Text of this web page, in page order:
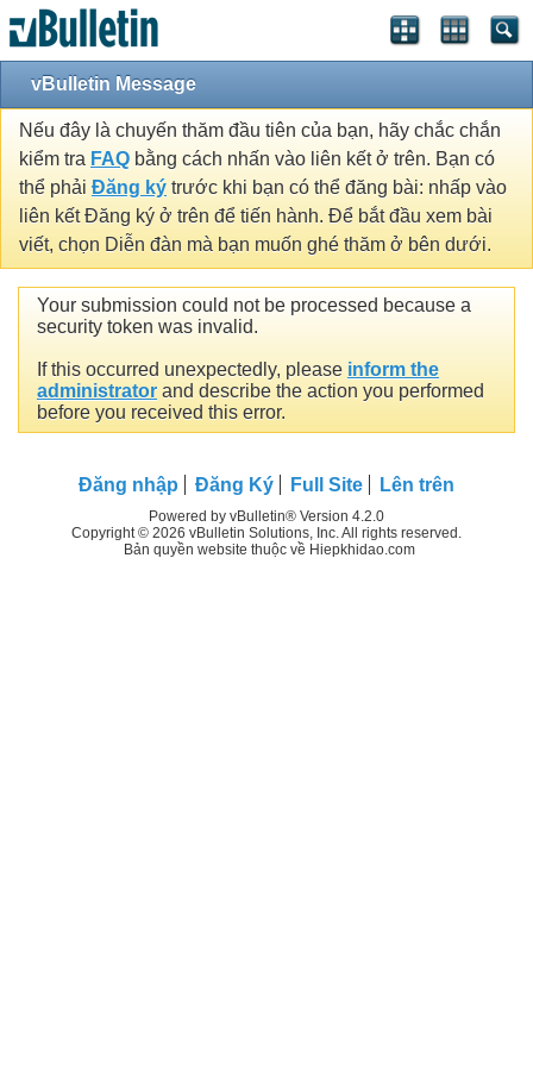
vBulletin Message
Nếu đây là chuyến thăm đầu tiên của bạn, hãy chắc chắn
kiểm tra FAQ bằng cách nhấn vào liên kết ở trên. Bạn có
thể phải Đăng ký trước khi bạn có thể đăng bài: nhấp vào
liên kết Đăng ký ở trên để tiến hành. Để bắt đầu xem bài
viết, chọn Diễn đàn mà bạn muốn ghé thăm ở bên dưới.
Your submission could not be processed because a
security token was invalid.
If this occurred unexpectedly, please inform the
administrator and describe the action you performed
before you received this error.
Đăng nhập Đăng Ký Full Site Lên trên
Powered by vBulletin® Version 4.2.0
Copyright © 2026 vBulletin Solutions, Inc. All rights reserved.
Bản quyền website thuộc về Hiepkhidao.com